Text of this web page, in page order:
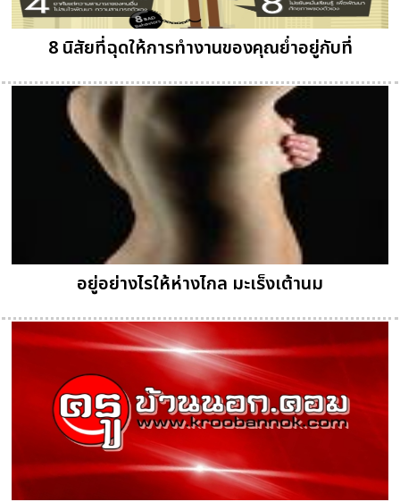
8 นิสัยที่ฉุดให้การทำงานของคุณย่ำอยู่กับที่
อยู่อย่างไรให้ห่างไกล มะเร็งเต้านม